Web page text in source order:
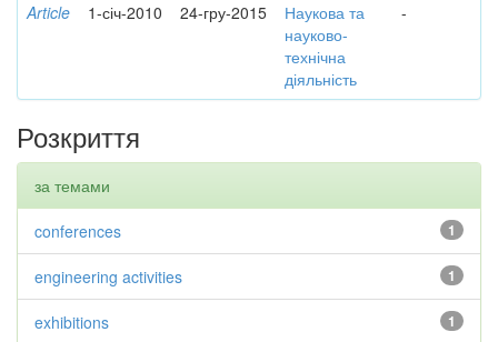
Article 1-січ-2010 24-гру-2015
Наукова та
науково-
технічна
діяльність
-
Розкриття
за темами
1
conferences
1
engineering activities
1
exhibitions